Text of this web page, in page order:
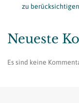
zu
Neueste
Es sind keine